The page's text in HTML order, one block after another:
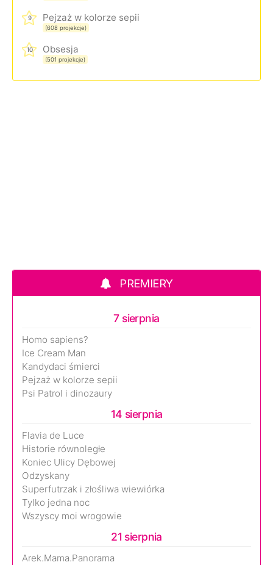
9 Pejzaż w kolorze sepii
(608 projekcje)
10 Obsesja
(501 projekcje)
PREMIERY
7 sierpnia
Homo sapiens?
Ice Cream Man
Kandydaci śmierci
Pejzaż w kolorze sepii
Psi Patrol i dinozaury
14 sierpnia
Flavia de Luce
Historie równoległe
Koniec Ulicy Dębowej
Odzyskany
Superfutrzak i złośliwa wiewiórka
Tylko jedna noc
Wszyscy moi wrogowie
21 sierpnia
Arek.Mama.Panorama